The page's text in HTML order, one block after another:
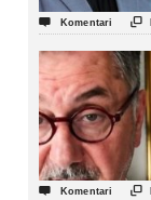
 Komentari 
 Komentari 